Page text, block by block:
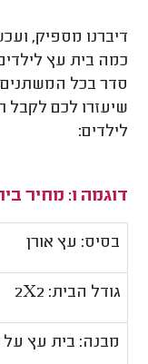
דיברנו מספיק,
כמה בית עץ
סדר בכל
שיעזרו לכם לקבל
לילדים:
דוגמה 1: מחיר בית עץ לילדים
בסיס: עץ אורן
גודל הבית: 2 X
2
מבנה: בית עץ על